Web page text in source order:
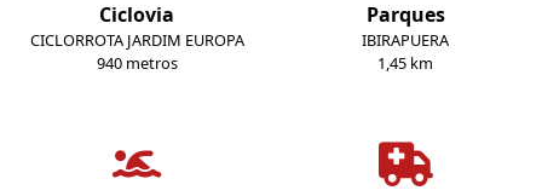
Ciclovia
CICLORROTA JARDIM EUROPA
940 metros
Parques
IBIRAPUERA
1,45 km